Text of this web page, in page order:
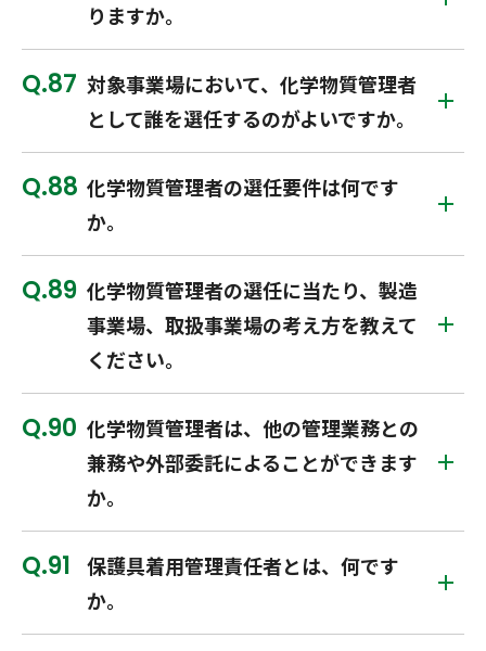
りますか。
87 対象事業場において、化学物質管理者
として誰を選任するのがよいですか。
88 化学物質管理者の選任要件は何です
か。
89 化学物質管理者の選任に当たり、製造
事業場、取扱事業場の考え方を教えて
ください。
90 化学物質管理者は、他の管理業務との
兼務や外部委託によることができます
か。
91
保護具着用管理責任者とは、何です
か。